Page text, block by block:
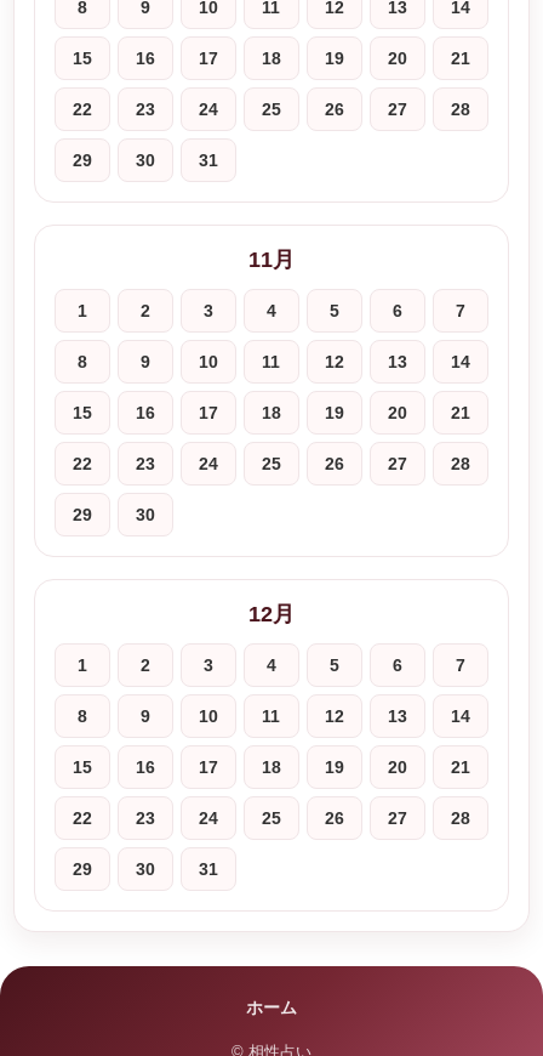
8 9 10 11 12 13 14
15 16 17 18 19 20 21
22 23 24 25 26 27 28
29 30 31
11月
1 2 3 4 5 6 7
8 9 10 11 12 13 14
15 16 17 18 19 20 21
22 23 24 25 26 27 28
29 30
12月
1 2 3 4 5 6 7
8 9 10 11 12 13 14
15 16 17 18 19 20 21
22 23 24 25 26 27 28
29 30 31
ホーム
© 相性占い